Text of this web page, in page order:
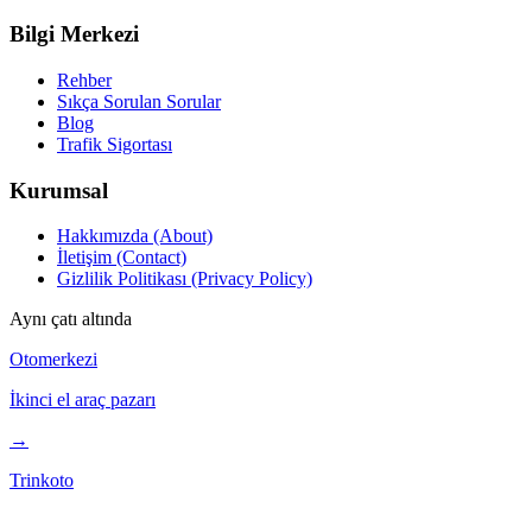
Bilgi Merkezi
Rehber
Sıkça Sorulan Sorular
Blog
Trafik Sigortası
Kurumsal
Hakkımızda (About)
İletişim (Contact)
Gizlilik Politikası (Privacy Policy)
Aynı çatı altında
Otomerkezi
İkinci el araç pazarı
→
Trinkoto